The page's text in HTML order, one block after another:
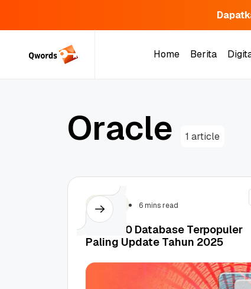
Home
Berita
Oracle 1 article
Hosting 6 mins read
Daftar 10 Database Terpopuler
Paling Update Tahun 2025